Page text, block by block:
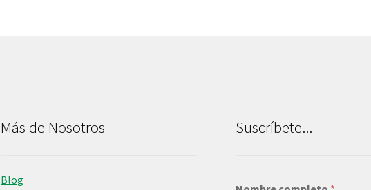
Más de Nosotros
Blog
Suscríbete...